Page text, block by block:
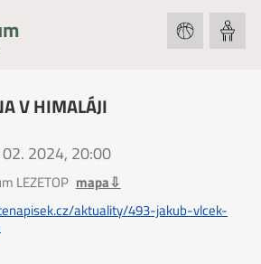
V HIMALÁJI
2024, 20:00
LEZETOP mapa⇩
aktuality/493-jakub-vlcek-